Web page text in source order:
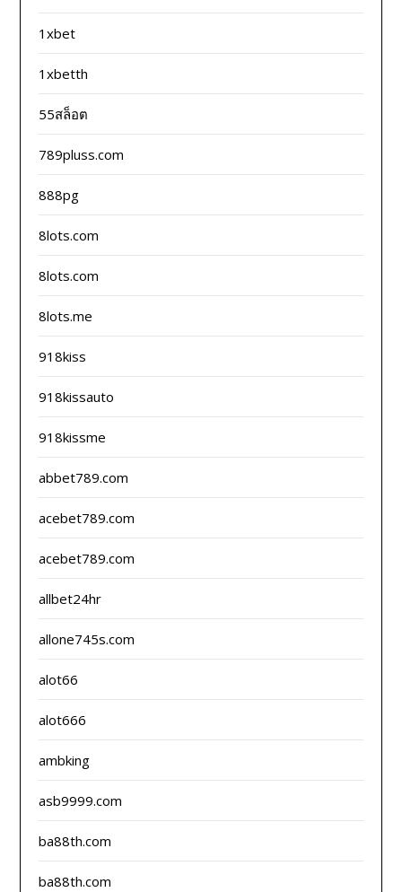
1xbet
1xbetth
55สล็อต
789pluss.com
888pg
8lots.com
8lots.com
8lots.me
918kiss
918kissauto
918kissme
abbet789.com
acebet789.com
acebet789.com
allbet24hr
allone745s.com
alot66
alot666
ambking
asb9999.com
ba88th.com
ba88th.com